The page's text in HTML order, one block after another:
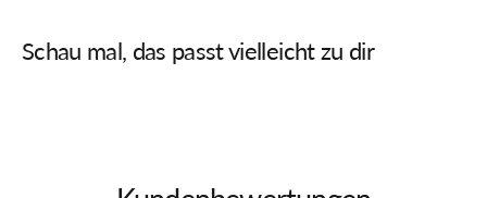
Schau mal, das passt vielleicht zu dir